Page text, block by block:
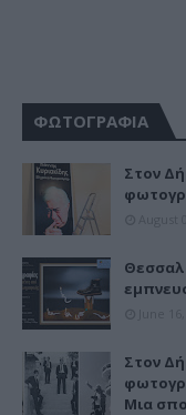
ΦΩΤΟΓΡΑΦΙΑ
Στον
Στον
Μια